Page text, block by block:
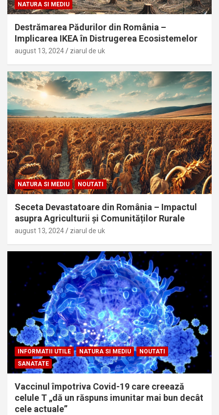
NATURA SI MEDIU
Destrămarea Pădurilor din România –
Implicarea IKEA în Distrugerea Ecosistemelor
august 13, 2024 ziarul de uk
NATURA SI MEDIU NOUTATI
Seceta Devastatoare din România – Impactul
asupra Agriculturii și Comunităților Rurale
august 13, 2024 ziarul de uk
INFORMATII UTILE NATURA SI MEDIU
NOUTATI
SANATATE
Vaccinul împotriva Covid-19 care creează
celule T „dă un răspuns imunitar mai bun decât
cele actuale”